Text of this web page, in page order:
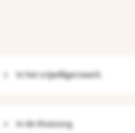
In het vrijwilligerswerk
In de thuiszorg